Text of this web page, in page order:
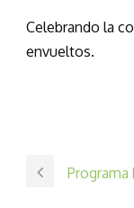
Celebrando la
envueltos.
Programa